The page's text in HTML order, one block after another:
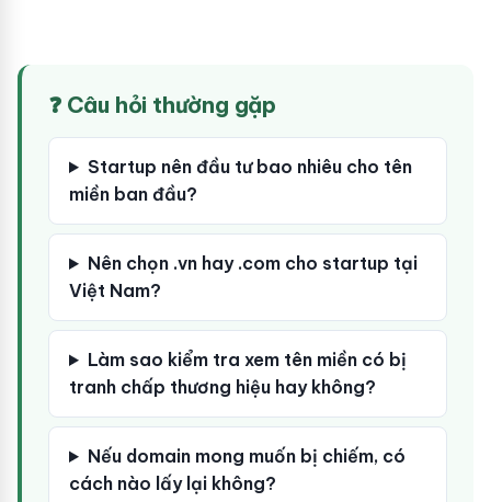
❓ Câu hỏi thường gặp
Startup nên đầu tư bao nhiêu cho tên
miền ban đầu?
Nên chọn .vn hay .com cho startup tại
Việt Nam?
Làm sao kiểm tra xem tên miền có bị
tranh chấp thương hiệu hay không?
Nếu domain mong muốn bị chiếm, có
cách nào lấy lại không?